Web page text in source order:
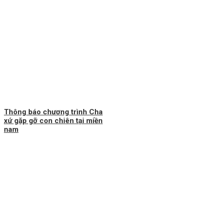
Thông báo chương trình Cha
xứ gặp gỡ con chiên tại miền
nam